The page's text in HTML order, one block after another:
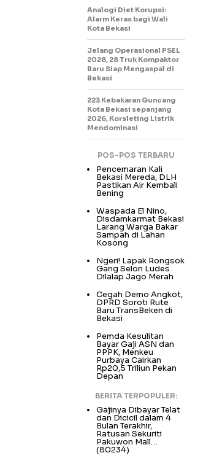
Analogi Diet Korupsi:
Alarm Keras bagi Wali
Kota Bekasi
Jelang Operasional PSEL
2028, 28 Truk Kompaktor
Baru Siap Mengaspal di
Bekasi
223 Kebakaran Guncang
Kota Bekasi sepanjang
2026, Korsleting Listrik
Mendominasi
POS-POS TERBARU
Pencemaran Kali
Bekasi Mereda, DLH
Pastikan Air Kembali
Bening
Waspada El Nino,
Disdamkarmat Bekasi
Larang Warga Bakar
Sampah di Lahan
Kosong
Ngeri! Lapak Rongsok
Gang Selon Ludes
Dilalap Jago Merah
Cegah Demo Angkot,
DPRD Soroti Rute
Baru TransBeken di
Bekasi
Pemda Kesulitan
Bayar Gaji ASN dan
PPPK, Menkeu
Purbaya Cairkan
Rp20,5 Triliun Pekan
Depan
BERITA TERPOPULER:
Gajinya Dibayar Telat
dan Dicicil dalam 4
Bulan Terakhir,
Ratusan Sekuriti
Pakuwon Mall…
(80234)